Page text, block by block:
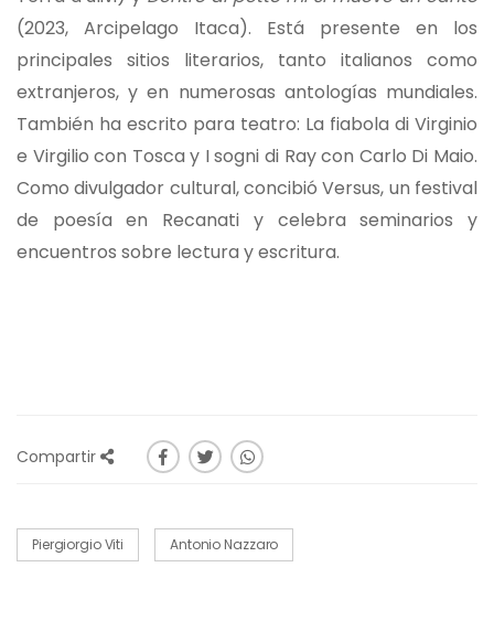
(2023, Arcipelago Itaca). Está presente en los
principales sitios literarios, tanto italianos como
extranjeros, y en numerosas antologías mundiales.
También ha escrito para teatro: La fiabola di Virginio
e Virgilio con Tosca y I sogni di Ray con Carlo Di Maio.
Como divulgador cultural, concibió Versus, un festival
de poesía en Recanati y celebra seminarios y
encuentros sobre lectura y escritura.
Compartir
Piergiorgio Viti Antonio Nazzaro